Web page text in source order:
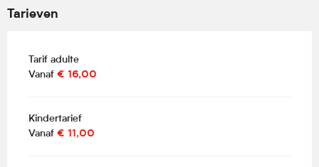
Tarieven
Tarif adulte
Vanaf € 16,00
Kindertarief
Vanaf € 11,00